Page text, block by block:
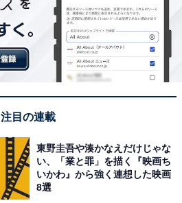
注目の連載
東野圭吾や湊かなえだけじゃな
い、「業と罪」を描く『映画ち
いかわ』から強く連想した映画
8選